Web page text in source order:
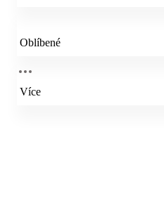
Oblíbené
Více